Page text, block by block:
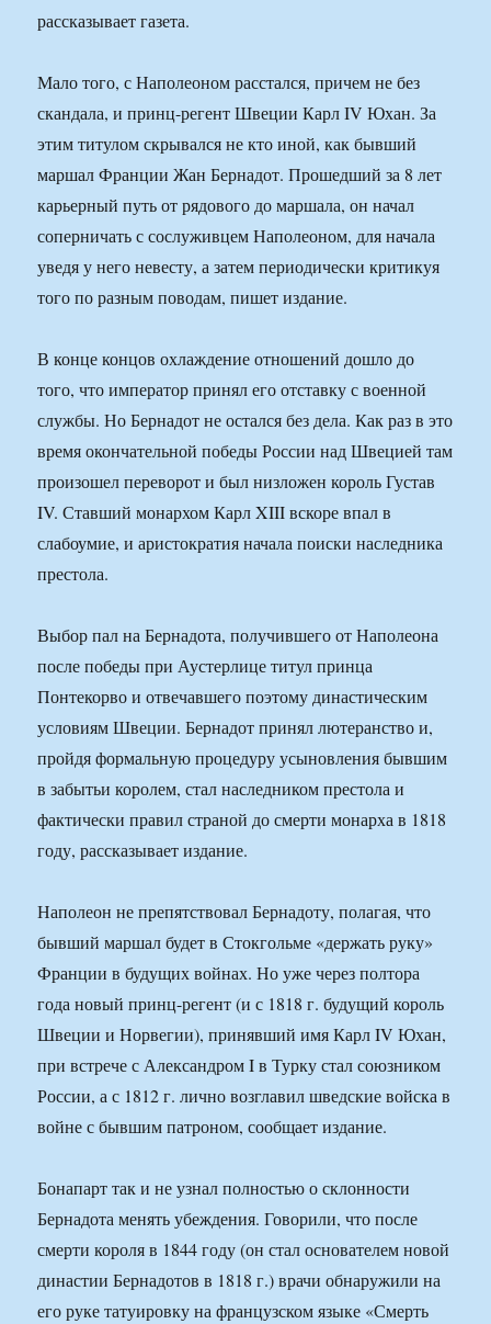
рассказывает газета.
Мало того, с Наполеоном расстался, причем не без
скандала, и принц-регент Швеции Карл IV Юхан. За
этим титулом скрывался не кто иной, как бывший
маршал Франции Жан Бернадот. Прошедший за 8 лет
карьерный путь от рядового до маршала, он начал
соперничать с сослуживцем Наполеоном, для начала
уведя у него невесту, а затем периодически критикуя
того по разным поводам, пишет издание.
В конце концов охлаждение отношений дошло до
того, что император принял его отставку с военной
службы. Но Бернадот не остался без дела. Как раз в это
время окончательной победы России над Швецией там
произошел переворот и был низложен король Густав
IV. Ставший монархом Карл XIII вскоре впал в
слабоумие, и аристократия начала поиски наследника
престола.
Выбор пал на Бернадота, получившего от Наполеона
после победы при Аустерлице титул принца
Понтекорво и отвечавшего поэтому династическим
условиям Швеции. Бернадот принял лютеранство и,
пройдя формальную процедуру усыновления бывшим
в забытьи королем, стал наследником престола и
фактически правил страной до смерти монарха в 1818
году, рассказывает издание.
Наполеон не препятствовал Бернадоту, полагая, что
бывший маршал будет в Стокгольме «держать руку»
Франции в будущих войнах. Но уже через полтора
года новый принц-регент (и с 1818 г. будущий король
Швеции и Норвегии), принявший имя Карл IV Юхан,
при встрече с Александром I в Турку стал союзником
России, а с 1812 г. лично возглавил шведские войска в
войне с бывшим патроном, сообщает издание.
Бонапарт так и не узнал полностью о склонности
Бернадота менять убеждения. Говорили, что после
смерти короля в 1844 году (он стал основателем новой
династии Бернадотов в 1818 г.) врачи обнаружили на
его руке татуировку на французском языке «Смерть